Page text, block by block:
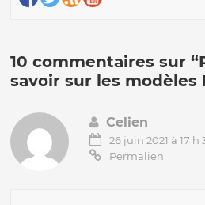
10 commentaires sur “
savoir sur les modèles
Celien
26 juin 2021 à 17 h
Permalien